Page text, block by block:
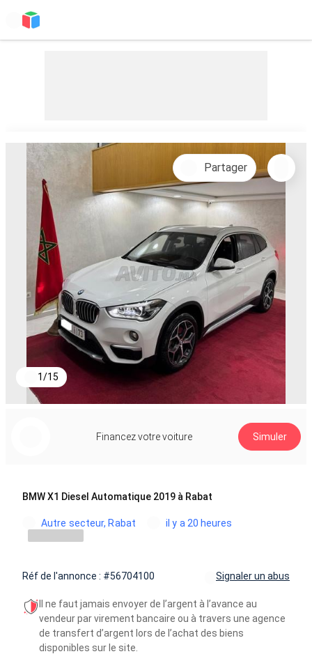
1/15
Partager
Financez votre voiture Simuler
BMW X1 Diesel Automatique 2019 à Rabat
Autre secteur, Rabat il y a 20 heures
Réf de l'annonce : #56704100 Signaler un abus
Il ne faut jamais envoyer de l’argent à l’avance au
vendeur par virement bancaire ou à travers une agence
de transfert d’argent lors de l’achat des biens
disponibles sur le site.